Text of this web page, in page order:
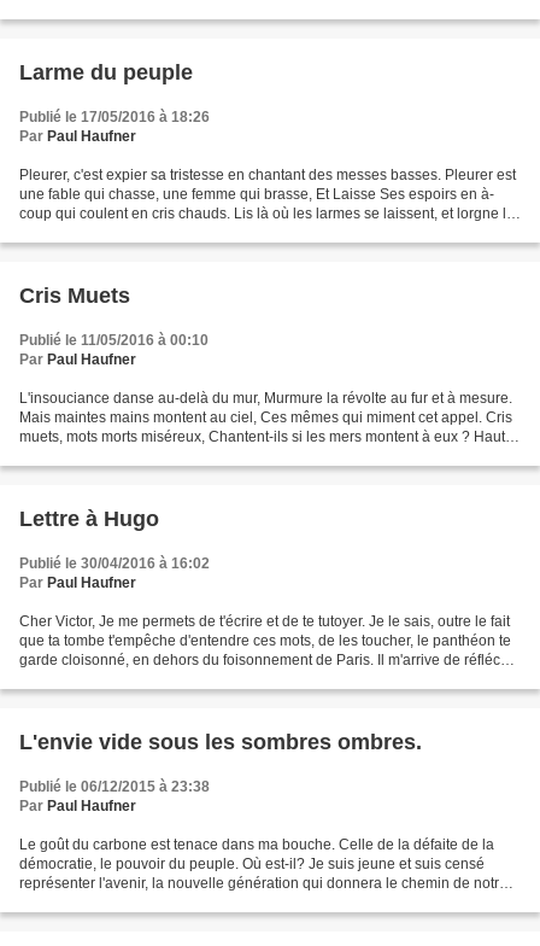
Larme du peuple
Publié le 17/05/2016 à 18:26
Par Paul Haufner
Pleurer, c'est expier sa tristesse en chantant des messes basses. Pleurer est
une fable qui chasse, une femme qui brasse, Et Laisse Ses espoirs en à-
coup qui coulent en cris chauds. Lis là où les larmes se laissent, et lorgne là-
Cris Muets
Publié le 11/05/2016 à 00:10
Par Paul Haufner
L'insouciance danse au-delà du mur, Murmure la révolte au fur et à mesure.
Mais maintes mains montent au ciel, Ces mêmes qui miment cet appel. Cris
muets, mots morts miséreux, Chantent-ils si les mers montent à eux ? Haut et
Lettre à Hugo
Publié le 30/04/2016 à 16:02
Par Paul Haufner
Cher Victor, Je me permets de t'écrire et de te tutoyer. Je le sais, outre le fait
que ta tombe t'empêche d'entendre ces mots, de les toucher, le panthéon te
garde cloisonné, en dehors du foisonnement de Paris. Il m'arrive de réfléchir
L'envie vide sous les sombres ombres.
Publié le 06/12/2015 à 23:38
Par Paul Haufner
Le goût du carbone est tenace dans ma bouche. Celle de la défaite de la
démocratie, le pouvoir du peuple. Où est-il? Je suis jeune et suis censé
représenter l'avenir, la nouvelle génération qui donnera le chemin de notre